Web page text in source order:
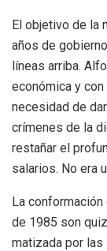
El objetivo de la
años de
líneas arriba.
económica y
necesidad de
crímenes de la
restañar el
salarios. No era
La conformación
de 1985 son
matizada por las